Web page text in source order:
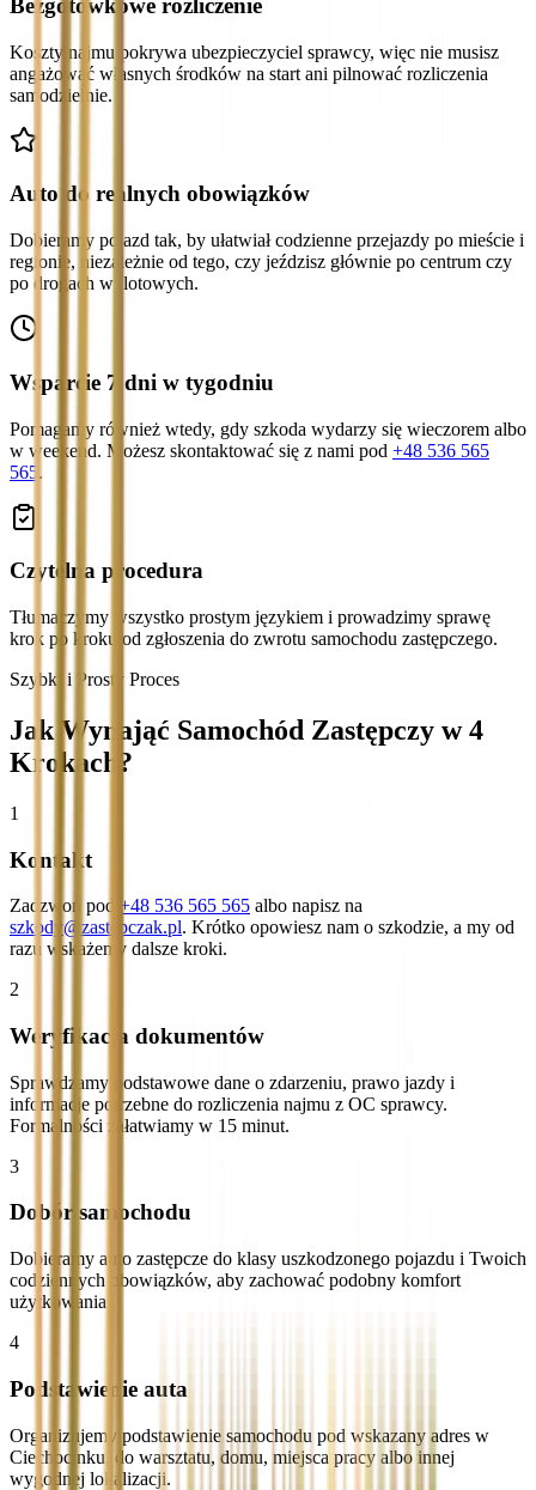
Bezgotówkowe rozliczenie
Koszty najmu pokrywa ubezpieczyciel sprawcy, więc nie musisz
angażować własnych środków na start ani pilnować rozliczenia
samodzielnie.
Auto do realnych obowiązków
Dobieramy pojazd tak, by ułatwiał codzienne przejazdy po mieście i
regionie, niezależnie od tego, czy jeździsz głównie po centrum czy
po drogach wylotowych.
Wsparcie 7 dni w tygodniu
Pomagamy również wtedy, gdy szkoda wydarzy się wieczorem albo
w weekend. Możesz skontaktować się z nami pod +48 536 565
565.
Czytelna procedura
Tłumaczymy wszystko prostym językiem i prowadzimy sprawę
krok po kroku od zgłoszenia do zwrotu samochodu zastępczego.
Szybki i Prosty Proces
Jak Wynająć Samochód Zastępczy w 4
Krokach?
1
Kontakt
Zadzwoń pod +48 536 565 565 albo napisz na
szkody@zastepczak.pl. Krótko opowiesz nam o szkodzie, a my od
razu wskażemy dalsze kroki.
2
Weryfikacja dokumentów
Sprawdzamy podstawowe dane o zdarzeniu, prawo jazdy i
informacje potrzebne do rozliczenia najmu z OC sprawcy.
Formalności załatwiamy w 15 minut.
3
Dobór samochodu
Dobieramy auto zastępcze do klasy uszkodzonego pojazdu i Twoich
codziennych obowiązków, aby zachować podobny komfort
użytkowania.
4
Podstawienie auta
Organizujemy podstawienie samochodu pod wskazany adres w
Ciechocinku, do warsztatu, domu, miejsca pracy albo innej
wygodnej lokalizacji.